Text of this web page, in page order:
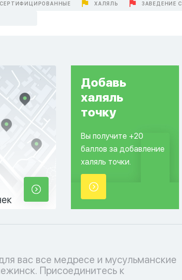
СЕРТИФИЦИРОВАННЫЕ ХАЛЯЛЬ ЗАВЕДЕНИЕ
Добавь
халяль
точку
Вы получите +20
баллов за добавление
халяль точки.
вас все медресе и мусульманские
Присоединитесь к
образовательному процессу, где